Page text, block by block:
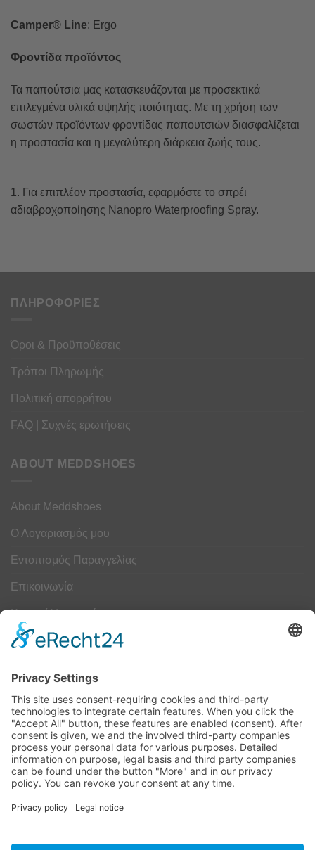
Camper® Line: Ergo
Φροντίδα προϊόντος
Τα παπούτσια μας κατασκευάζονται με προσεκτικά
επιλεγμένα υλικά υψηλής ποιότητας. Με τη χρήση των
σωστών προϊόντων φροντίδας παπουτσιών διασφαλίζεται
η προστασία και η μεγαλύτερη διάρκεια ζωής τους.
1. Για επιπλέον προστασία, εφαρμόστε το σπρέι
αδιαβροχοποίησης Nanopro Waterproofing Spray.
ΠΛΗΡΟΦΟΡΙΕΣ
Όροι & Προϋποθέσεις
Τρόποι Πληρωμής
Πολιτική απορρήτου
FAQ | Συχνές ερωτήσεις
ABOUT MEDDSHOES
About Meddshoes
Ο Λογαριασμός μου
Εντοπισμός Παραγγελίας
Επικοινωνία
Κουμπί Υπαναχώρησης
Camper Οδηγός Μεγεθών
ΤΕΧΝΟΛΟΓΙΑ
Τεχνολογία
On
TransferCard